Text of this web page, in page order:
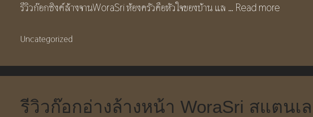
รีวิวก๊อกซิงค์ล้างจานWoraSri ห้องครัวคือหัวใจของบ้าน แล … Read more
Categories
Uncategorized
รีวิวก๊อกอ่างล้างหน้า WoraSri สแตนเ